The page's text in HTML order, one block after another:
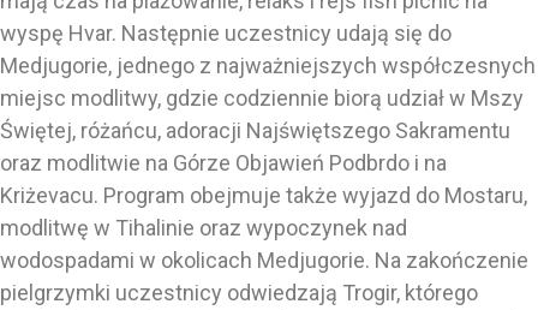
wyspę Hvar. Następnie uczestnicy udają się do
Medjugorie, jednego z najważniejszych współczesnych
miejsc modlitwy, gdzie codziennie biorą udział w Mszy
Świętej, różańcu, adoracji Najświętszego Sakramentu
oraz modlitwie na Górze Objawień Podbrdo i na
Kriżevacu. Program obejmuje także wyjazd do Mostaru,
modlitwę w Tihalinie oraz wypoczynek nad
wodospadami w okolicach Medjugorie. Na zakończenie
pielgrzymki uczestnicy odwiedzają Trogir, którego